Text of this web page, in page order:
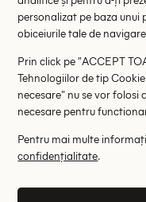
Bluza Part
118.00 lei
RRP:
48
Altii
personalizat pe baza
obiceiurile tale de
Prin click pe "ACCEPT
Tehnologiilor de tip
necesare" nu se vor
necesare pentru
Pentru mai multe
confidențialitate.